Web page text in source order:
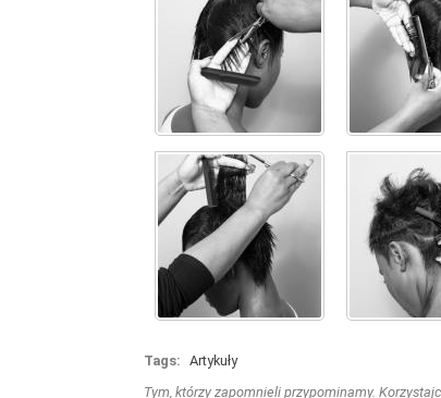
Tags: Artykuły
Tym, którzy zapomnieli przypominamy.